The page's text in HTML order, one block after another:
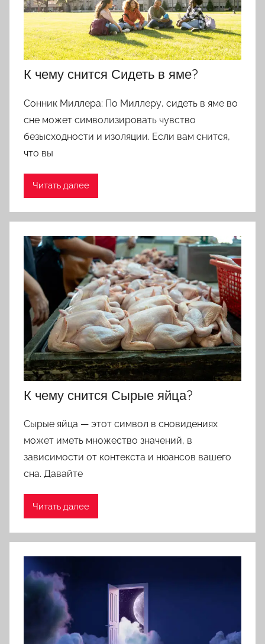
Цветкова,
Мусульманскому,
Русскому
К чему снится Сидеть в яме?
Сонник Миллера: По Миллеру, сидеть в яме во
сне может символизировать чувство
безысходности и изоляции. Если вам снится,
что вы
Читать далее
К чему снится Сырые яйца?
Сырые яйца — этот символ в сновидениях
может иметь множество значений, в
зависимости от контекста и нюансов вашего
сна. Давайте
Читать далее